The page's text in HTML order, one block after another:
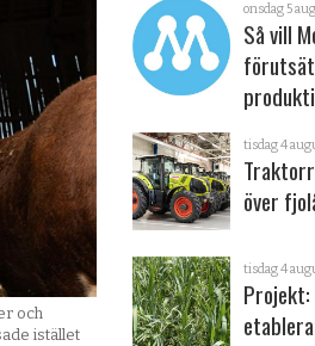
och
istället
onsdag 5
Så vill
tisdag 4
över
tisdag 4
Projekt: